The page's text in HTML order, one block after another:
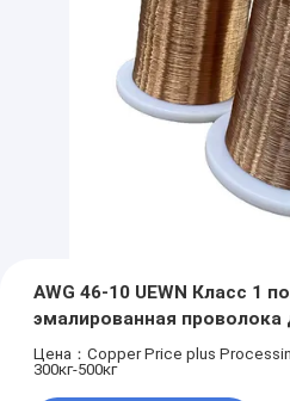
AWG 46-10 UEWN Класс 1
эмалированная проволока
Тепловой класс 130
Цена：Copper Price plus
300кг-500кг